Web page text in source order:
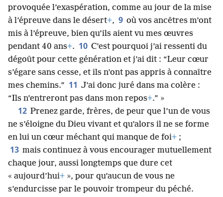
provoquée l’exaspération, comme au jour de la mise
à l’épreuve dans le désert+, 9 où vos ancêtres m’ont
mis à l’épreuve, bien qu’ils aient vu mes œuvres
pendant 40 ans+. 10 C’est pourquoi j’ai ressenti du
dégoût pour cette génération et j’ai dit : “Leur cœur
s’égare sans cesse, et ils n’ont pas appris à connaître
mes chemins.” 11 J’ai donc juré dans ma colère :
“Ils n’entreront pas dans mon repos+.” »
12 Prenez garde, frères, de peur que l’un de vous
ne s’éloigne du Dieu vivant et qu’alors il ne se forme
en lui un cœur méchant qui manque de foi+ ;
13 mais continuez à vous encourager mutuellement
chaque jour, aussi longtemps que dure cet
« aujourd’hui+ », pour qu’aucun de vous ne
s’endurcisse par le pouvoir trompeur du péché.